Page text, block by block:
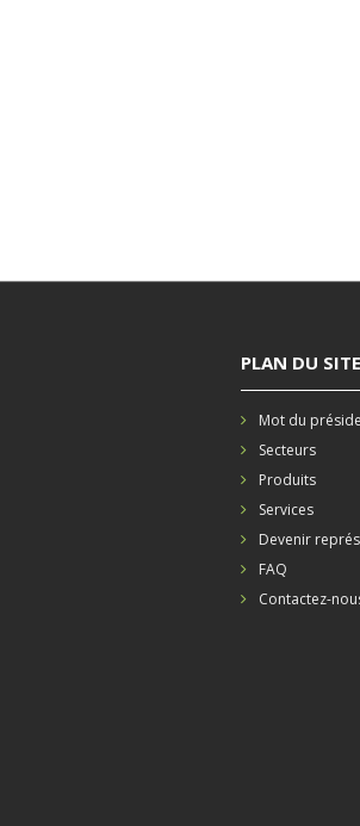
PLAN DU SITE
Mot du
Secteurs
Produits
Services
Devenir
FAQ
Contactez-